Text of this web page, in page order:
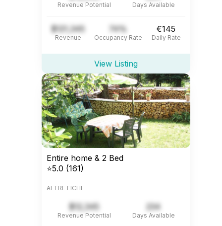
Revenue Potential Days Available
$121,345
Revenue
74%
Occupancy Rate
€145
Daily Rate
View Listing
Entire home & 2 Bed
⭐5.0 (161)
AI TRE FICHI
$12,345
Revenue Potential
234
Days Available